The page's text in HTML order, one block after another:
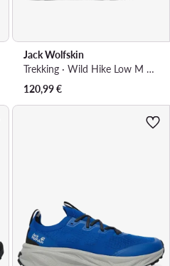
Jack Wolfskin
Trekking · Wild Hike Low M A65579 · Crna
120,99€